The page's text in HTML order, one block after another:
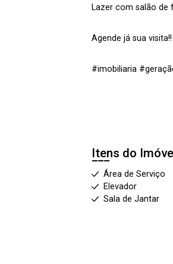
Lazer com salão de
Agende já sua visita!!
#imobiliaria
Itens do
Área de Serviço
Elevador
Sala de Jantar